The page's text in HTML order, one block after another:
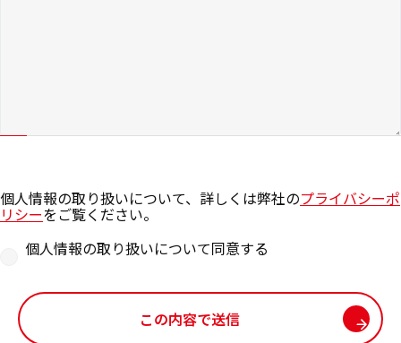
個人情報の取り扱いについて、詳しくは弊社のプライバシーポ
リシーをご覧ください。
個人情報の取り扱いについて同意する
この内容で送信